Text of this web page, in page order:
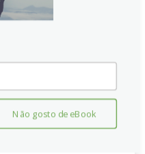
Fed freando
Não gosto de eBook